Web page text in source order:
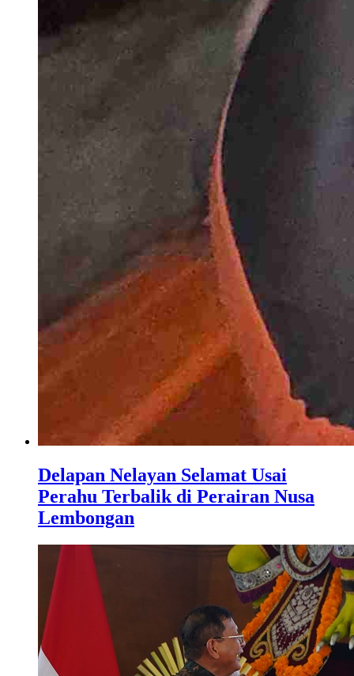
Delapan Nelayan Selamat Usai
Perahu Terbalik di Perairan Nusa
Lembongan